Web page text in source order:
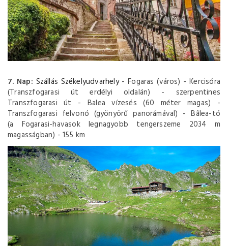
7. Nap: Szállás Székelyudvarhely- Fogaras (város) - Kercisóra
(Transzfogarasi út erdélyi oldalán) - szerpentines
Transzfogarasi út - Balea vízesés (60 méter magas) -
Transzfogarasi felvonó (gyönyörű panorámával) - Bâlea-tó
(a Fogarasi-havasok legnagyobb tengerszeme 2034 m
magasságban) - 155 km